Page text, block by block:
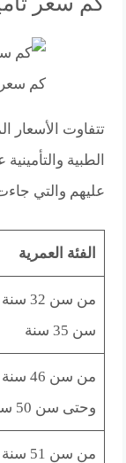
كم سعر
تتفاوت الأسعار
الطبية
عليهم والتي
الفئة العمرية
من سن
سن 35 سنة
من سن 46 سنة
وحتى سن 50 سنة
من سن